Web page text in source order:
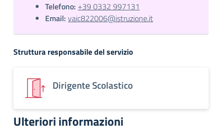
Telefono: +39 0332 997131
Email: vaic822006@istruzione.it
Struttura responsabile del servizio
Dirigente Scolastico
Ulteriori informazioni